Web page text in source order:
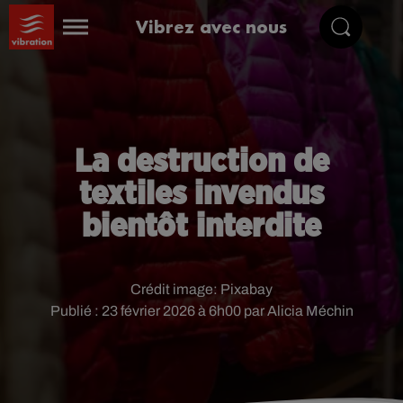
Vibrez avec nous
La destruction de
textiles invendus
bientôt interdite
Publié : 23 février 2026 à 6h00 par Alicia Méchin
Crédit image: Pixabay